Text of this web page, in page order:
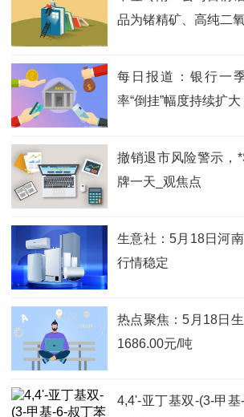
品为锗精矿、高纯二
每日报道：银行一
率“倒挂”幅度持续扩大
撤销退市风险警示，
牌一天_观焦点
生意社：5月18日河
行情稳定
热点聚焦：5月18日
1686.00元/吨
4,4'-亚丁基双-(3-甲